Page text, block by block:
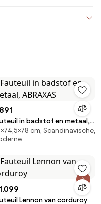
in badstof en metaal,
cm, Scandinavische,
Lennon van corduroy